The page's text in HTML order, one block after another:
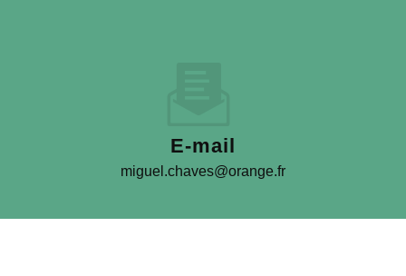
E-mail
miguel.chaves@orange.fr